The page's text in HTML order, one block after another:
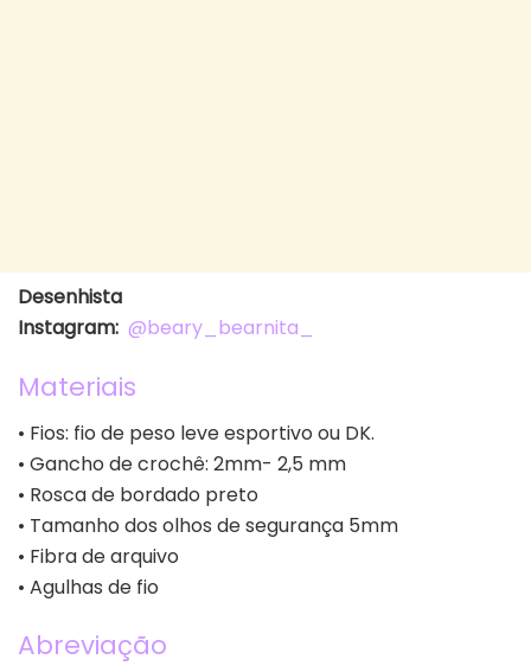
Desenhista
Instagram: @beary_bearnita_
Materiais
• Fios: fio de peso leve esportivo ou DK.
• Gancho de crochê: 2mm- 2,5 mm
• Rosca de bordado preto
• Tamanho dos olhos de segurança 5mm
• Fibra de arquivo
• Agulhas de fio
Abreviação